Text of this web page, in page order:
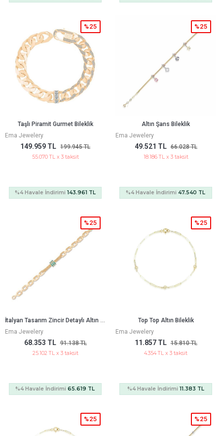
Taşlı Piramit Gurmet Bileklik
Ema Jewelery
149.959 TL 199.945 TL
%25
55.070 TL x 3 taksit
%4 Havale İndirimi 143.961 TL
Altın Şans Bileklik
Ema Jewelery
49.521 TL 66.028 TL
%25
18.186 TL x 3 taksit
%4 Havale İndirimi47.540 TL
İ
Talyan Tasarım Zincir Detaylı Altın Bileklik
Ema Jewelery
68.353 TL 91.138 TL
%25
25.102 TL x 3 taksit
%4 Havale İndirimi65.619 TL
Top Top Altın Bileklik
Ema Jewelery
11.857 TL 15.810 TL
%25
4.354 TL x 3 taksit
%4 Havale İndirimi 11.383 TL
%25 %25